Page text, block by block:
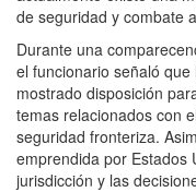
de seguridad y combate
Durante una
el funcionario señaló
mostrado disposición
temas relacionados con
seguridad fronteriza.
emprendida por Estados
jurisdicción y las